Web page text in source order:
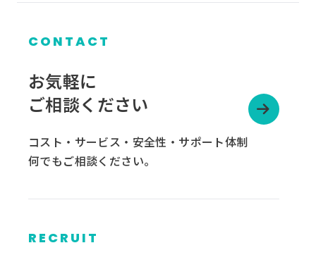
CONTACT
お気軽に
ご相談ください
コスト・サービス・安全性・サポート体制
何でもご相談ください。
RECRUIT